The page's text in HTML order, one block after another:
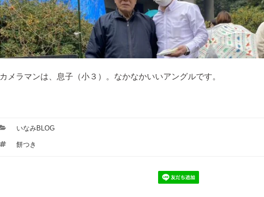
カメラマンは、息子（小３）。なかなかいいアングルです。
カ
ゴ
いなみBLOG
タ
餅つき